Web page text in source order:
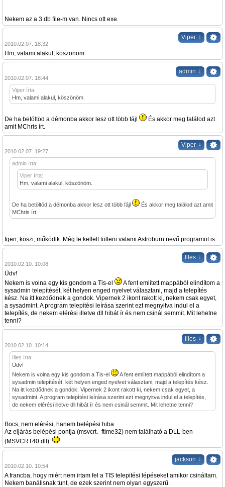
Nekem az a 3 db file-m van. Nincs ott exe.
Viper ↓
2010.02.07. 18:32
Hm, valami alakul, köszönöm.
admin ↓
2010.02.07. 18:44
Viper írta:
Hm, valami alakul, köszönöm.
De ha betöltöd a démonba akkor lesz ott több fájl
És akkor meg találod azt
amit MChris írt.
Viper ↓
2010.02.07. 19:27
admin írta:
Viper írta:
Hm, valami alakul, köszönöm.
De ha betöltöd a démonba akkor lesz ott több fájl
És akkor meg találod azt amit
MChris írt.
Igen, köszi, működik. Még le kellett tölteni valami Astroburn nevű programot is.
Illes ↓
2010.02.10. 10:08
Üdv!
Nekem is volna egy kis gondom a Tis-el
A fent említett mappából elindítom a
sysadmin telepítését, két helyen enged nyelvet választani, majd a telepítés
kész. Na itt kezdődnek a gondok. Vipernek 2 ikont rakott ki, nekem csak egyet,
a sysadmint. A program telepítési leírása szerint ezt megnyitva indul el a
telepítés, de nekem elérési illetve dll hibát ír és nem csinál semmit. Mit lehetne
tenni?
Illes ↓
2010.02.10. 10:14
Illes írta:
Üdv!
Nekem is volna egy kis gondom a Tis-el
A fent említett mappából elindítom a
sysadmin telepítését, két helyen enged nyelvet választani, majd a telepítés kész.
Na itt kezdődnek a gondok. Vipernek 2 ikont rakott ki, nekem csak egyet, a
sysadmint. A program telepítési leírása szerint ezt megnyitva indul el a telepítés,
de nekem elérési illetve dll hibát ír és nem csinál semmit. Mit lehetne tenni?
Bocs, nem elérési, hanem belépési hiba
Az eljárás belépési pontja (msvcrt._ftime32) nem található a DLL-ben
(MSVCRT40.dll).
jackson ↓
2010.02.10. 10:54
A francba, hogy miért nem irtam fel a TIS telepitési lépéseket amikor csináltam.
Nekem banálisnak tünt, de ezek szerint nem olyan egyszerű.